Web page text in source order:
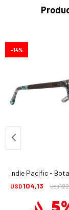
Indie Pacific -
USD104,13 USD
14